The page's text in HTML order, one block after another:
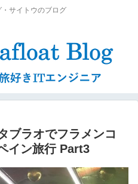
サイトウのブログ
ブラオでフラメンコ
イン旅行 Part3